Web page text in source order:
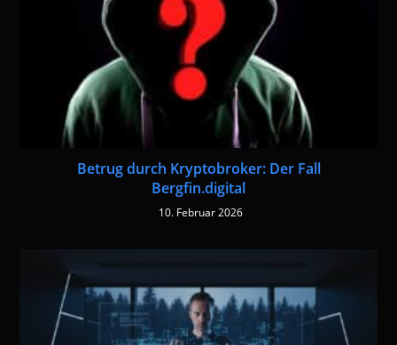
Betrug durch Kryptobroker: Der Fall
Bergfin.digital
10. Februar 2026